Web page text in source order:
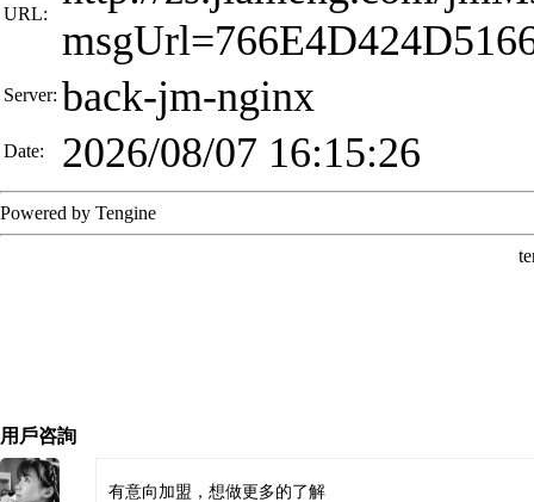
用戶咨詢
有意向加盟，想做更多的了解